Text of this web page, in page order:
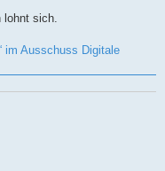
lohnt sich.
im Ausschuss Digitale